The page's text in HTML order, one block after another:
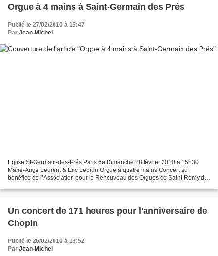
Orgue à 4 mains à Saint-Germain des Prés
Publié le 27/02/2010 à 15:47
Par Jean-Michel
Eglise St-Germain-des-Prés Paris 6e Dimanche 28 février 2010 à 15h30
Marie-Ange Leurent & Eric Lebrun Orgue à quatre mains Concert au
bénéfice de l’Association pour le Renouveau des Orgues de Saint-Rémy de
_________________________________________________________...
Un concert de 171 heures pour l'anniversaire de
Chopin
Publié le 26/02/2010 à 19:52
Par Jean-Michel